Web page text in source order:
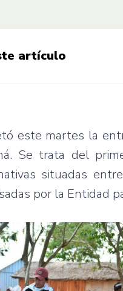
artículo
este martes la
Se trata del
situadas
por la Entidad